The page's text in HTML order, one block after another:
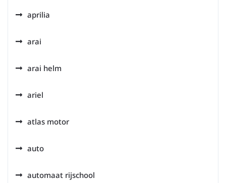
aprilia
arai
arai helm
ariel
atlas motor
auto
automaat rijschool